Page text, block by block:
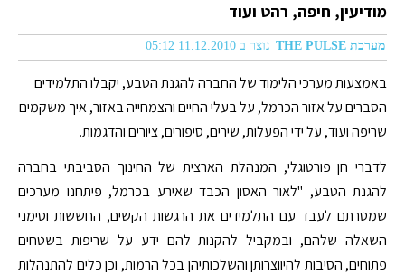
מודיעין, חיפה, רהט ועוד
מערכת THE PULSE נוצר ב 11.12.2010 05:12
באמצעות מערכי הלימוד של החברה להגנת הטבע, יקבלו התלמידים
הסברים על אזור הכרמל, על בעלי החיים והצמחייה באזור, איך משקמים
שריפה ועוד, על ידי הפעלות, שירים, סיפורים, ציורים והדגמות.
לדברי חן פורטוגלי, המנהלת הארצית של החינוך הסביבתי בחברה
להגנת הטבע, "לאור האסון הכבד שאירע בכרמל, פיתחנו מערכים
שמטרתם לעבד עם התלמידים את הרגשות הקשים, החששות וסימני
השאלה שלהם, ובמקביל להקנות להם ידע על שריפות בשטחים
פתוחים, הסיבות להיווצרותן והשלכותיהן בכל הרמות, וכן כלים להתנהלות